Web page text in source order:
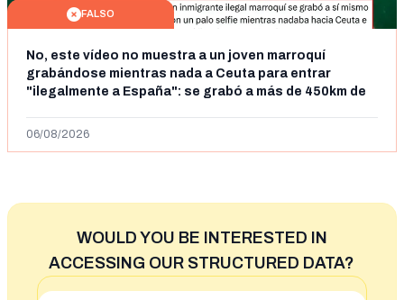
FALSO
No, este vídeo no muestra a un joven marroquí
grabándose mientras nada a Ceuta para entrar
"ilegalmente a España": se grabó a más de 450km de
06/08/2026
WOULD YOU BE INTERESTED IN
ACCESSING OUR STRUCTURED DATA?